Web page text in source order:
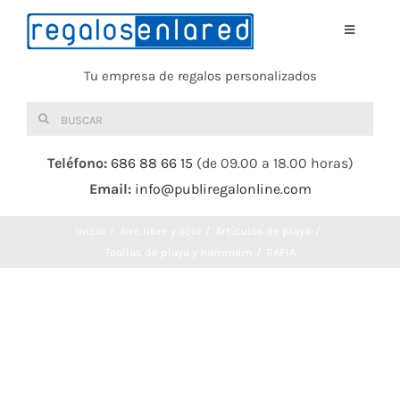
Saltar
Toggle
Tu empresa de regalos personalizados
Buscar:
Teléfono: 686 88 66 15 (de 09.00 a 18.00 horas)
Email: info@publiregalonline.com